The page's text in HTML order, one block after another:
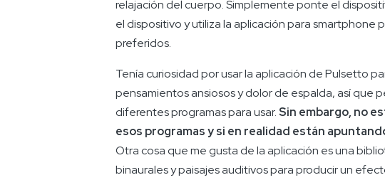
relajación del cuerpo. Simplemente ponte el
el dispositivo y utiliza la aplicación para smartphone
preferidos.
Tenía curiosidad por usar la aplicación de Pulsetto
pensamientos ansiosos y dolor de espalda, así que
diferentes programas para usar.Sin embargo, no
esos programas y si en realidad están
Otra cosa que me gusta de la aplicación es una
binaurales y paisajes auditivos para producir un